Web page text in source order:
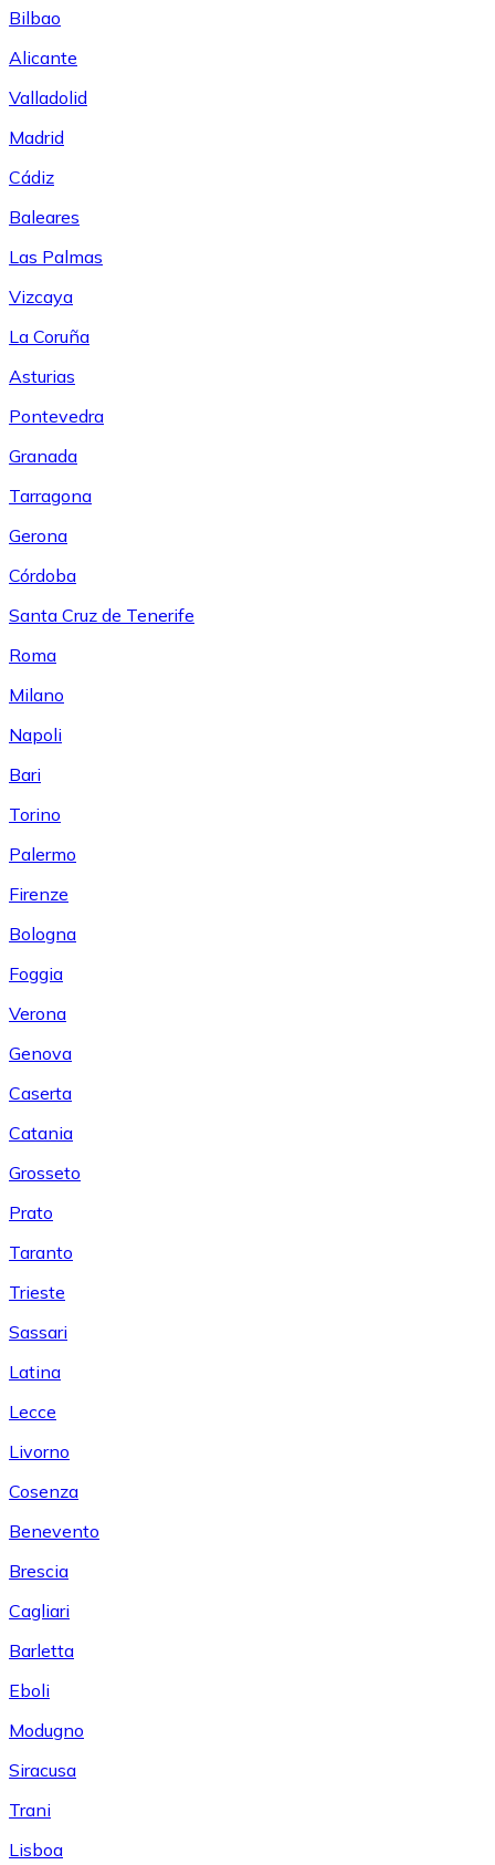
Bilbao
Alicante
Valladolid
Madrid
Cádiz
Baleares
Las Palmas
Vizcaya
La Coruña
Asturias
Pontevedra
Granada
Tarragona
Gerona
Córdoba
Santa Cruz de Tenerife
Roma
Milano
Napoli
Bari
Torino
Palermo
Firenze
Bologna
Foggia
Verona
Genova
Caserta
Catania
Grosseto
Prato
Taranto
Trieste
Sassari
Latina
Lecce
Livorno
Cosenza
Benevento
Brescia
Cagliari
Barletta
Eboli
Modugno
Siracusa
Trani
Lisboa